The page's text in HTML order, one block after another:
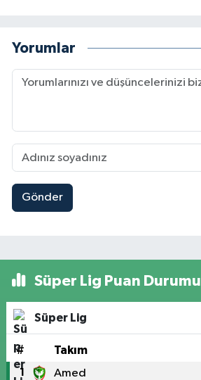
Yorumlar
Gönder
Süper Lig Puan Durumu
Süper Lig
# Takım
1 Amed